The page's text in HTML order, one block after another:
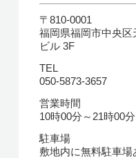
〒810-0001
福岡県福岡市中央区
ビル 3F
TEL
050-5873-3657
営業時間
10時00分～21時00分
駐車場
敷地内に無料駐車場